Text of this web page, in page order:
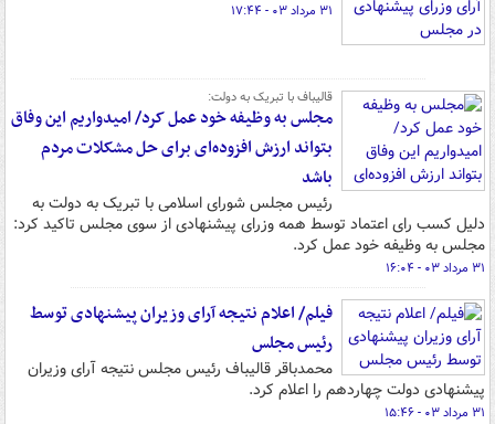
۳۱ مرداد ۰۳ - ۱۷:۴۴
قالیباف با تبریک به دولت:
مجلس به وظیفه خود عمل کرد/ امیدواریم این وفاق
بتواند ارزش افزوده‌ای برای حل مشکلات مردم
باشد
رئیس مجلس شورای اسلامی با تبریک به دولت به
دلیل کسب رای اعتماد توسط همه وزرای پیشنهادی از سوی مجلس تاکید کرد:
مجلس به وظیفه خود عمل کرد.
۳۱ مرداد ۰۳ - ۱۶:۰۴
فیلم/ اعلام نتیجه آرای وزیران پیشنهادی توسط
رئیس‌ مجلس
محمدباقر قالیباف رئیس مجلس نتیجه آرای وزیران
پیشنهادی دولت چهاردهم را اعلام کرد.
۳۱ مرداد ۰۳ - ۱۵:۴۶